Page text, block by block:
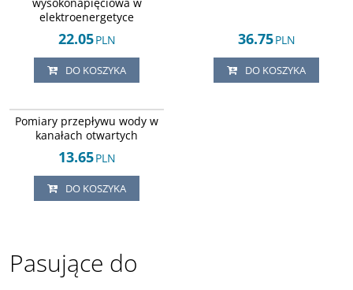
elektroenergetyce
22.05PLN
DO KOSZYKA
36.75PLN
DO KOSZYKA
DOSTAWA EXPRESS
Pomiary przepływu wody w
kanałach otwartych
13.65PLN
DO KOSZYKA
Pasujące do